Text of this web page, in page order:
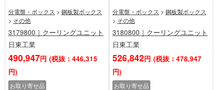
分電盤・ボックス > 鋼板製ボックス
> その他
3179800｜クーリングユニット
日東工業
490,947円 (税抜：446,315
円)
お取り寄せ品
分電盤・ボックス > 鋼板製ボックス
> その他
3180800｜クーリングユニット
日東工業
526,842円 (税抜：478,947
円)
お取り寄せ品